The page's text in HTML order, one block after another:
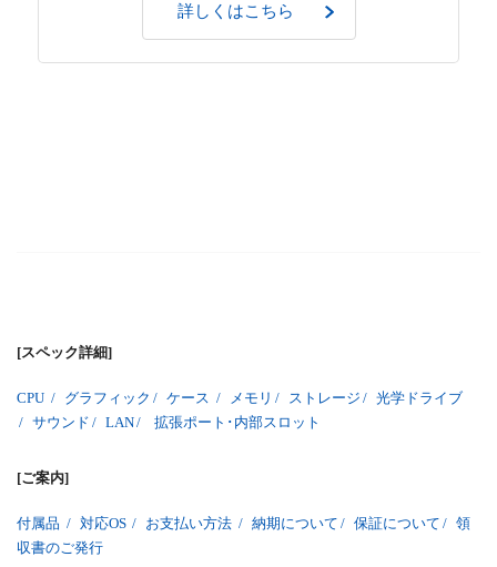
詳しくはこちら
[スペック詳細]
CPU / グラフィック / ケース / メモリ / ストレージ / 光学ドライブ
/ サウンド / LAN/ 拡張ポート･内部スロット
[ご案内]
付属品 / 対応OS / お支払い方法 / 納期について / 保証について / 領
収書のご発行